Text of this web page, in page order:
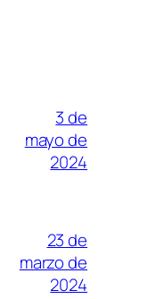
3 de
mayo de
2024
23 de
marzo de
2024